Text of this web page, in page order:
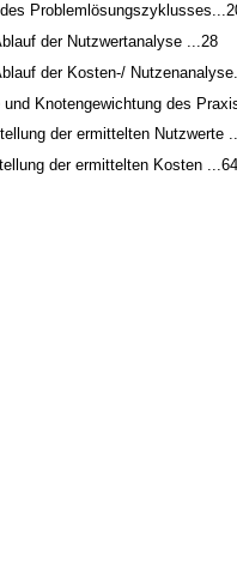
der Nutzwertanalyse ...28
der Kosten-/
Knotengewichtung des
der ermittelten Nutzwerte
der ermittelten Kosten ...64